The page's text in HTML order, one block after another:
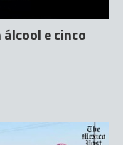
e cinco